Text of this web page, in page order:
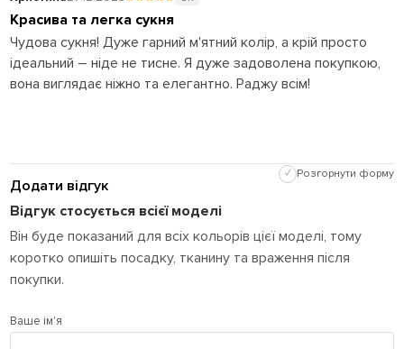
Красива та легка сукня
Чудова сукня! Дуже гарний м'ятний колір, а крій просто
ідеальний – ніде не тисне. Я дуже задоволена покупкою,
вона виглядає ніжно та елегантно. Раджу всім!
Додати відгук
✓ Розгорнути форму
Відгук стосується всієї моделі
Він буде показаний для всіх кольорів цієї моделі, тому
коротко опишіть посадку, тканину та враження після
покупки.
Ваше ім'я